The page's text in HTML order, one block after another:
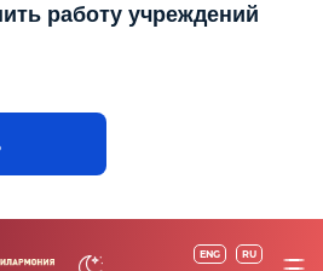
работу учреждений
ENG RU